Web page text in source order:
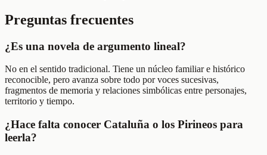
Preguntas frecuentes
¿Es una novela de argumento lineal?
No en el sentido tradicional. Tiene un núcleo familiar e histórico
reconocible, pero avanza sobre todo por voces sucesivas,
fragmentos de memoria y relaciones simbólicas entre personajes,
territorio y tiempo.
¿Hace falta conocer Cataluña o los Pirineos para
leerla?